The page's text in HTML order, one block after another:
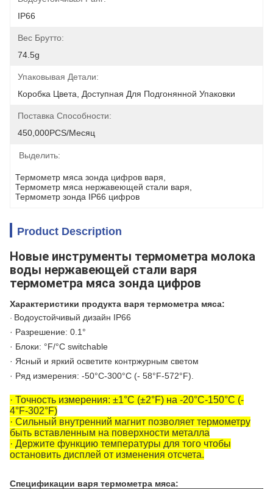
IP66
Вес Брутто:
74.5g
Упаковывая Детали:
Коробка Цвета, Доступная Для Подгонянной Упаковки
Поставка Способности:
450,000PCS/месяц
Выделить:
Термометр мяса зонда цифров варя
Термометр мяса нержавеющей стали варя
Термометр зонда IP66 цифров
Product Description
Новые инструменты термометра молока
воды нержавеющей стали варя
термометра мяса зонда цифров
Характеристики продукта варя термометра мяса:
· Водоустойчивый дизайн IP66
· Разрешение: 0.1°
· Блоки: °F/°C switchable
· Ясный и яркий осветите контржурным светом
· Ряд измерения: -50°C-300°C (- 58°F-572°F).
· Точность измерения: ±1°C (±2°F) на -20°C-150°C (-
4°F-302°F)
· Сильный внутренний магнит позволяет термометру
быть вставленным на поверхности металла
· Держите функцию температуры для того чтобы
остановить дисплей от изменения отсчета.
Спецификации варя термометра мяса: